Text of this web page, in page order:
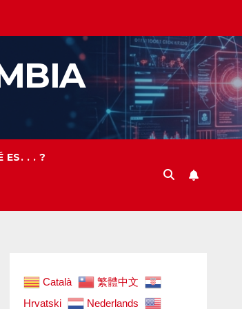
ES. . . ?
Català
繁體中文
Hrvatski
Nederlands